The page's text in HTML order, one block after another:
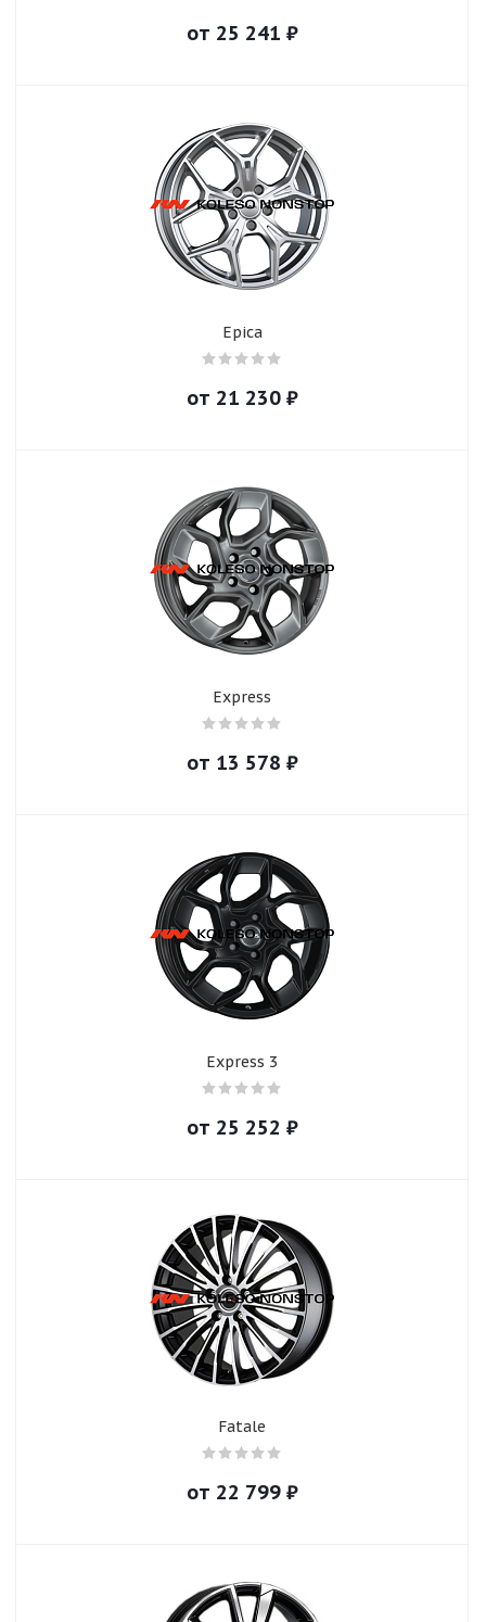
от 25 241 ₽
Epica
от 21 230₽
Express
от 13 578 ₽
Express 3
от 25 252 ₽
Fatale
от 22 799₽